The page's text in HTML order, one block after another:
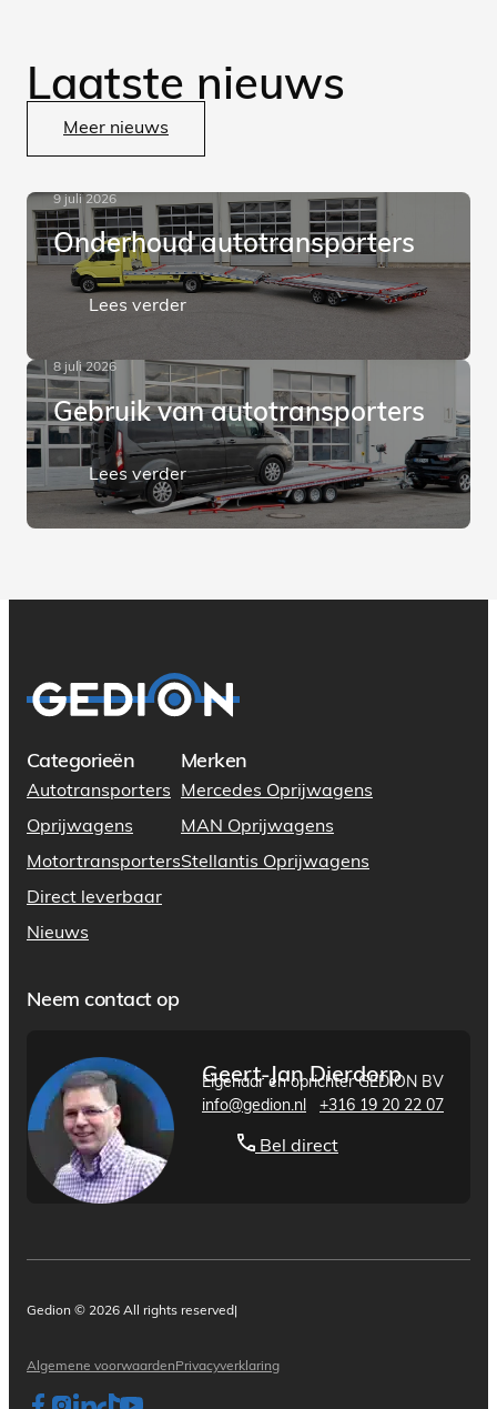
Laatste nieuws
Meer nieuws
9 juli 2026
Onderhoud autotransporters
Lees verder
8 juli 2026
Gebruik van autotransporters
Lees verder
Categorieën
Autotransporters
Oprijwagens
Motortransporters
Direct leverbaar
Nieuws
Merken
Mercedes Oprijwagens
MAN Oprijwagens
Stellantis Oprijwagens
Neem contact op
Geert-Jan Dierdorp
Eigenaar en oprichter GEDION BV
info@gedion.nl
+316 19 20 22 07
Bel direct
Gedion © 2026 All rights reserved
Algemene voorwaarden Privacyverklaring